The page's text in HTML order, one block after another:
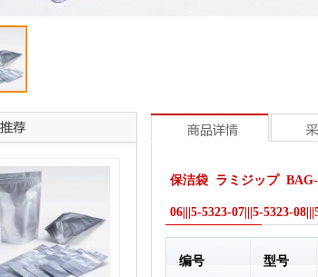
保洁袋 ラミジップ BAG-1-
06|||5-5323-07|||5-5323-
编号 型号